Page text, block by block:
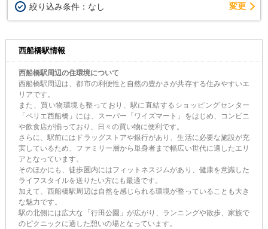
絞り込み条件： なし 変更
西船橋駅情報
西船橋駅周辺の住環境について
西船橋駅周辺は、都市の利便性と自然の豊かさが共存する住みやすいエ
リアです。
また、買い物環境も整っており、駅に直結するショッピングセンター
「ペリエ西船橋」には、スーパー「ワイズマート」をはじめ、コンビニ
や飲食店が揃っており、日々の買い物に便利です。
さらに、駅前にはドラッグストアや銀行があり、生活に必要な施設が充
実しているため、ファミリー層から単身者まで幅広い世代に適したエリ
アとなっています。
そのほかにも、徒歩圏内にはフィットネスジムがあり、健康を意識した
ライフスタイルを送りたい方にも最適です。
加えて、西船橋駅周辺は自然を感じられる環境が整っていることも大き
な魅力です。
駅の北側には広大な「行田公園」が広がり、ランニングや散歩、家族で
のピクニックに適した憩いの場となっています。